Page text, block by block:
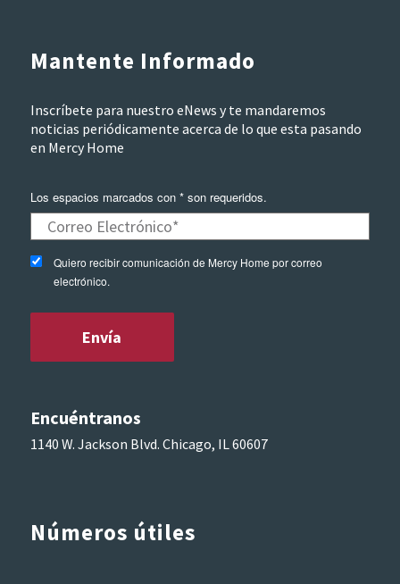
Mantente Informado
Inscríbete para nuestro eNews y te mandaremos
noticias periódicamente acerca de lo que esta pasando
en Mercy Home
Los espacios marcados con * son requeridos.
Quiero recibir comunicación de Mercy Home por correo
electrónico.
Encuéntranos
1140 W. Jackson Blvd. Chicago, IL 60607
Números útiles